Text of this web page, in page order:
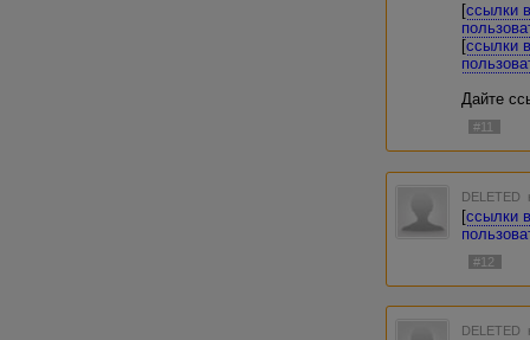
[ссылки
[ссылки
Дайте
#11
DELETED
[ссылки
#12
DELETED